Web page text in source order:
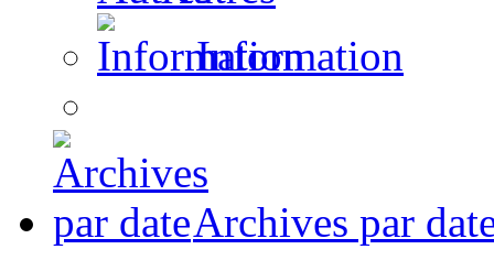
Information
Archives par